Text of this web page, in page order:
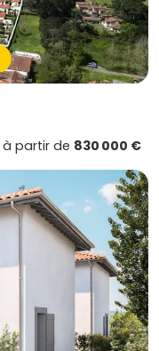
à partir de 830 000 €